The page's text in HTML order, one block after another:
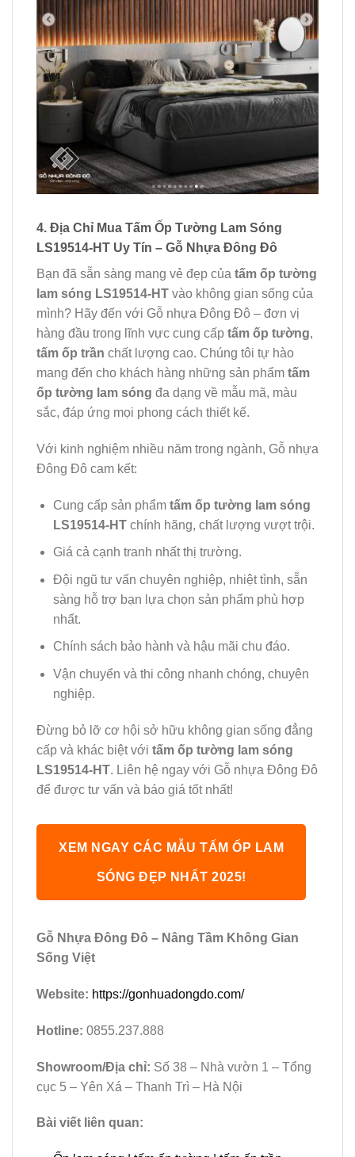
4. Địa Chỉ Mua Tấm Ốp Tường Lam Sóng
LS19514-HT Uy Tín – Gỗ Nhựa Đông Đô
Bạn đã sẵn sàng mang vẻ đẹp của tấm ốp tường
lam sóng LS19514-HT vào không gian sống của
mình? Hãy đến với Gỗ nhựa Đông Đô – đơn vị
hàng đầu trong lĩnh vực cung cấp tấm ốp tường,
tấm ốp trần chất lượng cao. Chúng tôi tự hào
mang đến cho khách hàng những sản phẩm tấm
ốp tường lam sóng đa dạng về mẫu mã, màu
sắc, đáp ứng mọi phong cách thiết kế.
Với kinh nghiệm nhiều năm trong ngành, Gỗ nhựa
Đông Đô cam kết:
Cung cấp sản phẩm tấm ốp tường lam sóng
LS19514-HTchính hãng, chất lượng vượt trội.
Giá cả cạnh tranh nhất thị trường.
Đội ngũ tư vấn chuyên nghiệp, nhiệt tình, sẵn
sàng hỗ trợ bạn lựa chọn sản phẩm phù hợp
nhất.
Chính sách bảo hành và hậu mãi chu đáo.
Vận chuyển và thi công nhanh chóng, chuyên
nghiệp.
Đừng bỏ lỡ cơ hội sở hữu không gian sống đẳng
cấp và khác biệt với tấm ốp tường lam sóng
LS19514-HT. Liên hệ ngay với Gỗ nhựa Đông Đô
để được tư vấn và báo giá tốt nhất!
XEM NGAY CÁC MẪU TẤM ỐP LAM
SÓNG ĐẸP NHẤT 2025!
Gỗ Nhựa Đông Đô – Nâng Tầm Không Gian
Sống Việt
Website: https://gonhuadongdo.com/
Hotline: 0855.237.888
Showroom/Địa chỉ: Số 38 – Nhà vườn 1 – Tổng
cục 5 – Yên Xá – Thanh Trì – Hà Nội
Bài viết liên quan: